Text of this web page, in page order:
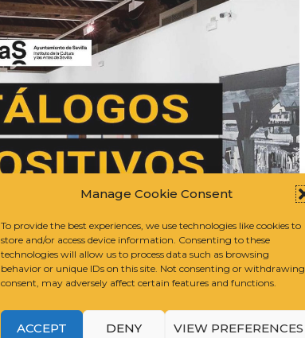
Manage Cookie Consent
To provide the best experiences, we use technologies like cookies to
store and/or access device information. Consenting to these
technologies will allow us to process data such as browsing
behavior or unique IDs on this site. Not consenting or withdrawing
consent, may adversely affect certain features and functions.
ACCEPT DENY VIEW PREFERENCES